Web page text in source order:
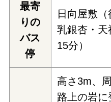
最寄
りの
バス
停
日向屋敷
乳銀杏・天
15分）
高さ3m、
路上の岩